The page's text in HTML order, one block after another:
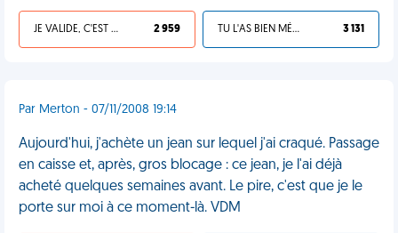
JE VALIDE, C'EST UNE VDM 2 959 TU L'AS BIEN MÉRITÉ 3 131
Par Merton - 07/11/2008 19:14
Aujourd'hui, j'achète un jean sur lequel j'ai craqué. Passage
en caisse et, après, gros blocage : ce jean, je l'ai déjà
acheté quelques semaines avant. Le pire, c'est que je le
porte sur moi à ce moment-là. VDM